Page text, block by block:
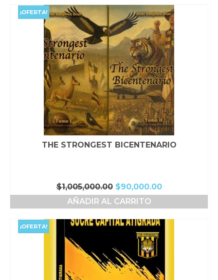
¡OFERTA!
THE STRONGEST BICENTENARIO
$1,005,000.00 El
precio
original
$1,005,000.00.
$90,000.00El
precio
AÑADIR AL CARRITO
¡OFERTA!